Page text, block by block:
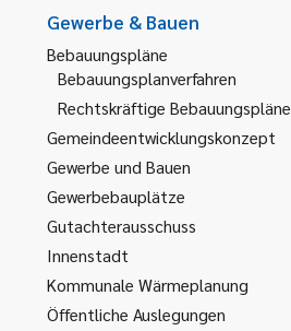
Gewerbe & Bauen
Bebauungspläne
Bebauungsplanverfahren
Rechtskräftige Bebauungspläne
Gemeindeentwicklungskonzept
Gewerbe und Bauen
Gewerbebauplätze
Gutachterausschuss
Innenstadt
Kommunale Wärmeplanung
Öffentliche Auslegungen